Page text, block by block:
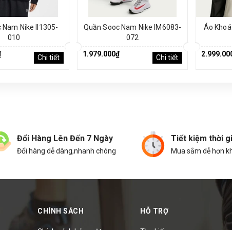
Nam Nike II1305-
010
Chi tiết
Quần Sooc Nam Nike IM6083-
072
1.979.000₫
Chi tiết
Áo
Đổi Hàng Lên Đến 7 Ngày
Đổi hàng dễ dàng,nhanh chóng
Tiết kiệm thời
Mua sắm dễ hơn
CHÍNH SÁCH HỖ TRỢ